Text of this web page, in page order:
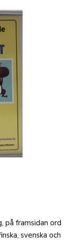
på framsidan ord
svenska och